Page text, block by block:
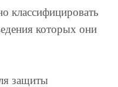
классифицировать
которых они
защиты